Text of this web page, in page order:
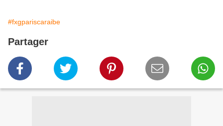
#fxgpariscaraibe
Partager